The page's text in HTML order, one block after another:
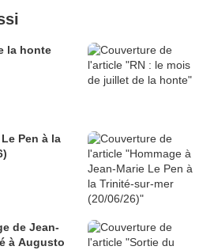
la honte
Pen à la
de Jean-
à Augusto